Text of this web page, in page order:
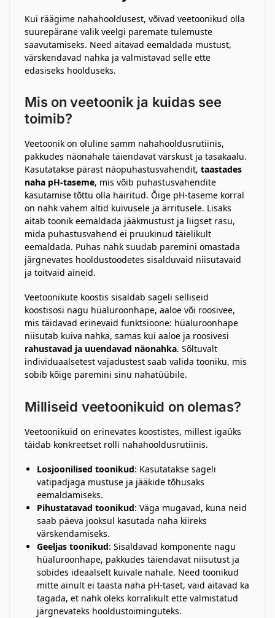
Kui räägime nahahooldusest, võivad veetoonikud olla
suurepärane valik veelgi paremate tulemuste
saavutamiseks. Need aitavad eemaldada mustust,
värskendavad nahka ja valmistavad selle ette
edasiseks hoolduseks.
Mis on veetoonik ja kuidas see
toimib?
Veetoonik on oluline samm nahahooldusrutiinis,
pakkudes näonahale täiendavat värskust ja tasakaalu.
Kasutatakse pärast näopuhastusvahendit, taastades
naha pH-taseme, mis võib puhastusvahendite
kasutamise tõttu olla häiritud. Õige pH-taseme korral
on nahk vähem altid kuivusele ja ärritusele. Lisaks
aitab toonik eemaldada jääkmustust ja liigset rasu,
mida puhastusvahend ei pruukinud täielikult
eemaldada. Puhas nahk suudab paremini omastada
järgnevates hooldustoodetes sisalduvaid niisutavaid
ja toitvaid aineid.
Veetoonikute koostis sisaldab sageli selliseid
koostisosi nagu hüaluroonhape, aaloe või roosivee,
mis täidavad erinevaid funktsioone: hüaluroonhape
niisutab kuiva nahka, samas kui aaloe ja roosivesi
rahustavad ja uuendavad näonahka. Sõltuvalt
individuaalsetest vajadustest saab valida tooniku, mis
sobib kõige paremini sinu nahatüübile.
Milliseid veetoonikuid on olemas?
Veetoonikuid on erinevates koostistes, millest igaüks
täidab konkreetset rolli nahahooldusrutiinis.
Losjoonilised toonikud: Kasutatakse sageli
vatipadjaga mustuse ja jääkide tõhusaks
eemaldamiseks.
Pihustatavad toonikud: Väga mugavad, kuna neid
saab päeva jooksul kasutada naha kiireks
värskendamiseks.
Geeljas toonikud: Sisaldavad komponente nagu
hüaluroonhape, pakkudes täiendavat niisutust ja
sobides ideaalselt kuivale nahale. Need toonikud
mitte ainult ei taasta naha pH-taset, vaid aitavad ka
tagada, et nahk oleks korralikult ette valmistatud
järgnevateks hooldustoiminguteks.